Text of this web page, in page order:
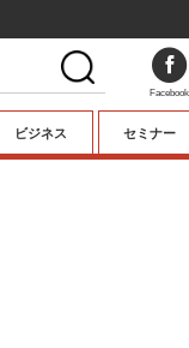
ビジネス セミナー
Facebook